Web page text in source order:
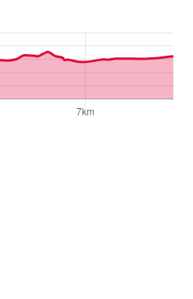
te stijgen meters, het